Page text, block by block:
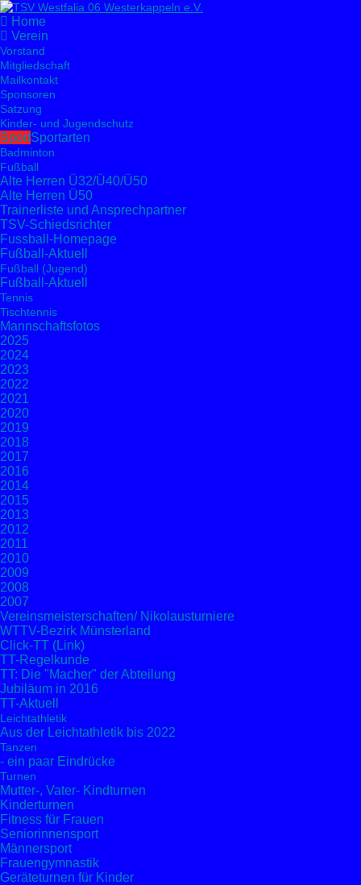
Home
Verein
Vorstand
Mitgliedschaft
Mailkontakt
Sponsoren
Satzung
Kinder- und Jugendschutz
SportSportarten
Badminton
Fußball
Alte Herren Ü32/Ü40/Ü50
Alte Herren Ü50
Trainerliste und Ansprechpartner
TSV-Schiedsrichter
Fussball-Homepage
Fußball-Aktuell
Fußball (Jugend)
Fußball-Aktuell
Tennis
Tischtennis
Mannschaftsfotos
2025
2024
2023
2022
2021
2020
2019
2018
2017
2016
2014
2015
2013
2012
2011
2010
2009
2008
2007
Vereinsmeisterschaften/ Nikolausturniere
WTTV-Bezirk Münsterland
Click-TT (Link)
TT-Regelkunde
TT: Die "Macher" der Abteilung
Jubiläum in 2016
TT-Aktuell
Leichtathletik
Aus der Leichtathletik bis 2022
Tanzen
- ein paar Eindrücke
Turnen
Mutter-, Vater- Kindturnen
Kinderturnen
Fitness für Frauen
Seniorinnensport
Männersport
Frauengymnastik
Geräteturnen für Kinder